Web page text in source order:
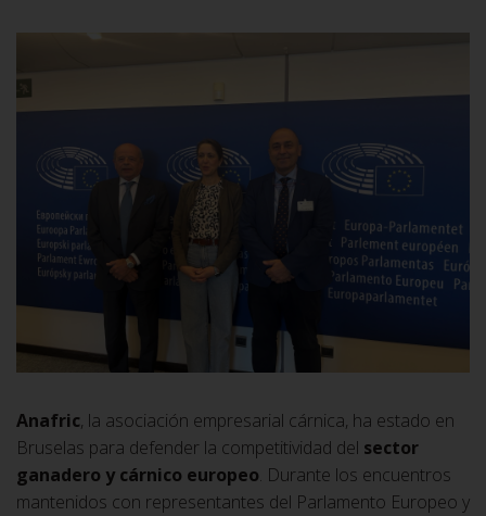
Anafric, la asociación empresarial cárnica, ha estado en
Bruselas para defender la competitividad del sector
ganadero y cárnico europeo. Durante los encuentros
mantenidos con representantes del Parlamento Europeo y